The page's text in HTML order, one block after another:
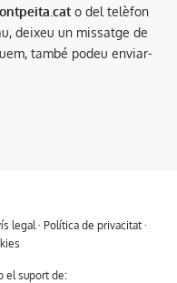
o del telèfon
deixeu un missatge de
també podeu enviar-
legal· Política de privacitat·
el suport de: